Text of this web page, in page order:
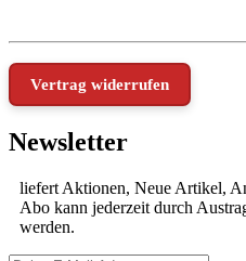
Vertrag widerrufen
Newsletter
liefert Aktionen, Neue Artikel,
Abo kann jederzeit durch
werden.